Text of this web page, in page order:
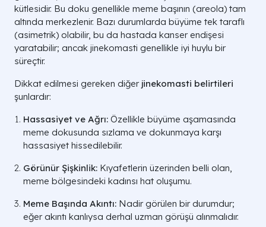
kütlesidir. Bu doku genellikle meme başının (areola) tam
altında merkezlenir. Bazı durumlarda büyüme tek taraflı
(asimetrik) olabilir, bu da hastada kanser endişesi
yaratabilir; ancak jinekomasti genellikle iyi huylu bir
süreçtir.
Dikkat edilmesi gereken diğer jinekomasti belirtileri
şunlardır:
Hassasiyet ve Ağrı: Özellikle büyüme aşamasında
meme dokusunda sızlama ve dokunmaya karşı
hassasiyet hissedilebilir.
Görünür Şişkinlik: Kıyafetlerin üzerinden belli olan,
meme bölgesindeki kadınsı hat oluşumu.
Meme Başında Akıntı: Nadir görülen bir durumdur;
eğer akıntı kanlıysa derhal uzman görüşü alınmalıdır.